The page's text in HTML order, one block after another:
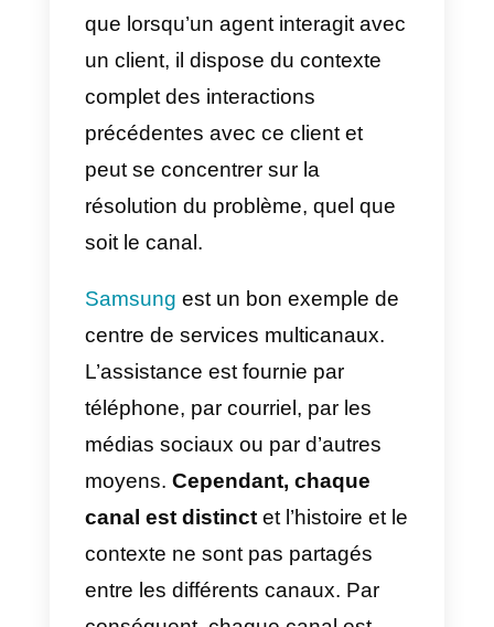
En quoi un centre de
services omnicanal
t-il d’un centre multicanal?
En d’autres termes, toute les
entreprise qui proposent une
assistance via plus d’un canal
peuvent déclarer d’avoir une
assistance multicanal. Chacun
ces points de contact serait
considéré comme une interaction
distincte et différents agents